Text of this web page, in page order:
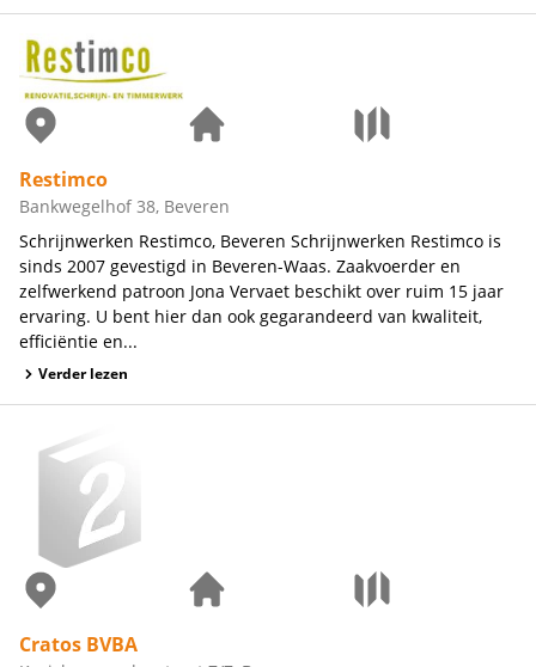
Restimco
Bankwegelhof 38, Beveren
Schrijnwerken Restimco, Beveren Schrijnwerken Restimco is
sinds 2007 gevestigd in Beveren-Waas. Zaakvoerder en
zelfwerkend patroon Jona Vervaet beschikt over ruim 15 jaar
ervaring. U bent hier dan ook gegarandeerd van kwaliteit,
efficiëntie en...
Verder lezen
Cratos BVBA